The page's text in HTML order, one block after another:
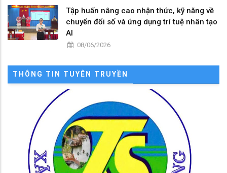
Tập huấn nâng cao nhận thức, kỹ năng về
chuyển đổi số và ứng dụng trí tuệ nhân tạo
AI
08/06/2026
THÔNG TIN TUYÊN TRUYỀN